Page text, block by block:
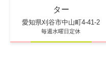
ター
愛知県刈谷市中山町4-41-2
毎週水曜日定休